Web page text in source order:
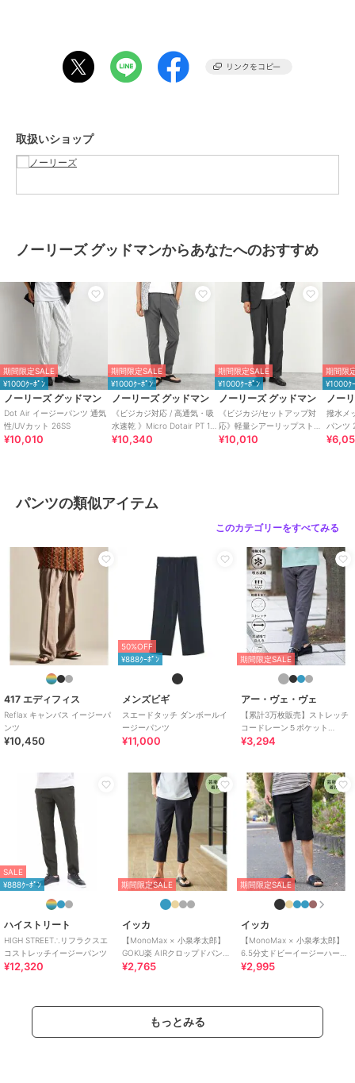
期間限定SALE
¥1000ｸｰﾎﾟﾝ
ールドッツ イージーパ
ンツ 26SS
¥ 11,550
・Tシャツやシャツと合わせた軽快なカジュアルスタイルに
・ポロシャツやジャケットと合わせて上品な着こなしも可能
末永くご愛用頂くために、アテンションタグを必ずご確認の上、着用
※店頭及び屋外での撮影画像は、光の当たり具合で色味が違って見え
る場合があります。商品の色味は、スタジオ撮影の画像をご参照下さ
※商品画像に関しては出来る限り忠実に表示出来るよう努めておりま
すが、お客様がご利用のモニターの設定及び特性により、実際の商品
と比較し色味に若干の誤差が生じる場合があります。
※画像の商品はサンプルとなりますので実際の商品と仕様、加工、サ
イズが若干異なる場合がございます。
※製品洗い加工の商品は、多少の歪み、シワなどが見られたり、風合
いやサイズ等が1枚1枚異なります。汗や雨等で濡れた時や、摩擦によ
期間限定セール開催中
ブランド ノーリーズ グッドマン
ショップ ノーリーズ
商品カテゴリ すべてのパンツ ／
性別タイプ
すべてのパンツ
／
カラー エクリュ、オリーブ、ブラック
素材
エクリュ/オリーブ/ブラック：ポ
リエステル100%
商品のお取り扱い方法
特徴
すべてのパンツ
ポリエステル素材/無地
スト
/ ワイド・バギー
スト
レートパンツ
ミッドライズ/
ライフスタイル /ビジネス
カ
ジュアル
パンツ
ポリエステル素材
レッチ
スト
レートパンツ /ミッドライズ/
ライフスタイル/ビジネス / カ
ジュアル
取扱いショップ
ノーリーズ グッドマンからあなたへのおすすめ
期間限定SALE
¥1000ｸｰﾎﾟﾝ
ノーリーズ グッドマン
Dot Air イージーパンツ 通気
性/UVカット 26SS
¥10,010
期間限定SALE
¥1000ｸｰﾎﾟﾝ
ノーリーズ グッドマン
《ビジカジ対応 / 高通気・吸
水速乾 》Micro Dotair PT 1タ
ック スマートイージーパ
¥10,340
期間限定SALE
¥1000ｸｰﾎﾟﾝ
ノーリーズ グッドマン
《ビジカジ/セットアップ対
応》軽量シアーリップストッ
プ イージーパンツ 26SS
¥10,010
期間限
¥1000ｸ
ノー
撥水メ
パンツ
パンツの類似アイテム
このカテゴリーをすべてみる
417 エディフィス
Reflax キャンバス イージーパ
ンツ
¥10,450
50%OFF
¥888ｸｰﾎﾟﾝ
メンズビギ
スエードタッチ ダンボールイ
ージーパンツ
¥11,000
期間限定SALE
アー・ヴェ・ヴェ
【累計3万枚販売】ストレッチ
コードレーン５ポケット
SOUKAIベーシックアンクルパ
¥3,294
SALE
¥888ｸｰﾎﾟﾝ
ハイストリート
HIGH STREET∴リフラクスエ
コストレッチイージーパンツ
¥12,320
期間限定SALE
イッカ
【MonoMax × 小泉孝太郎】
GOKU楽 AIRクロップドパンツ
「小泉孝太郎さん着用モデ
¥2,765
期間限定SALE
イッカ
【MonoMax × 小泉孝太郎】
6.5分丈ドビーイージーハーフ
パンツ
¥2,995
もっとみる